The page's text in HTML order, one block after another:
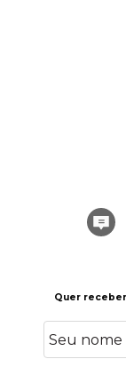
Quer